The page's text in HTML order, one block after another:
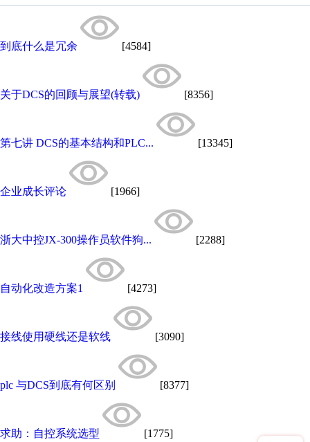
到底什么是冗余 [4584]
关于DCS的回顾与展望(转载) [8356]
第七讲 DCS的基本结构和PLC... [13345]
企业成长评论 [1966]
浙大中控JX-300操作员软件狗... [2288]
自动化改造方案1 [4273]
接线使用硬线还是软线 [3090]
plc 与DCS到底有何区别 [8377]
求助：自控系统选型 [1775]